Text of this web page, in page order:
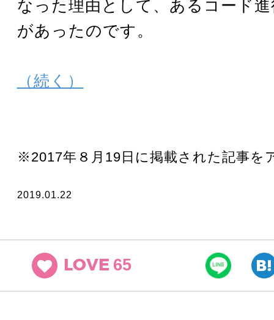
なった理由として、あるコード
があったのです。
（続く）
※2017年８月19日に掲載された記事を
2019.01.22
LOVE 65